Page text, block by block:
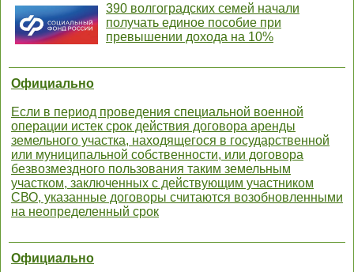
390 волгоградских семей начали
получать единое пособие при
превышении дохода на 10%
Официально
Если в период проведения специальной военной
операции истек срок действия договора аренды
земельного участка, находящегося в государственной
или муниципальной собственности, или договора
безвозмездного пользования таким земельным
участком, заключенных с действующим участником
СВО, указанные договоры считаются возобновленными
на неопределенный срок
Официально